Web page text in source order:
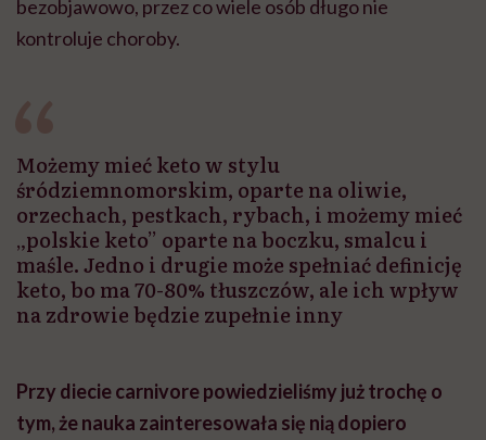
bezobjawowo, przez co wiele osób długo nie
kontroluje choroby.
Możemy mieć keto w stylu
śródziemnomorskim, oparte na oliwie,
orzechach, pestkach, rybach, i możemy mieć
„polskie keto” oparte na boczku, smalcu i
maśle. Jedno i drugie może spełniać definicję
keto, bo ma 70-80% tłuszczów, ale ich wpływ
na zdrowie będzie zupełnie inny
Przy diecie carnivore powiedzieliśmy już trochę o
tym, że nauka zainteresowała się nią dopiero